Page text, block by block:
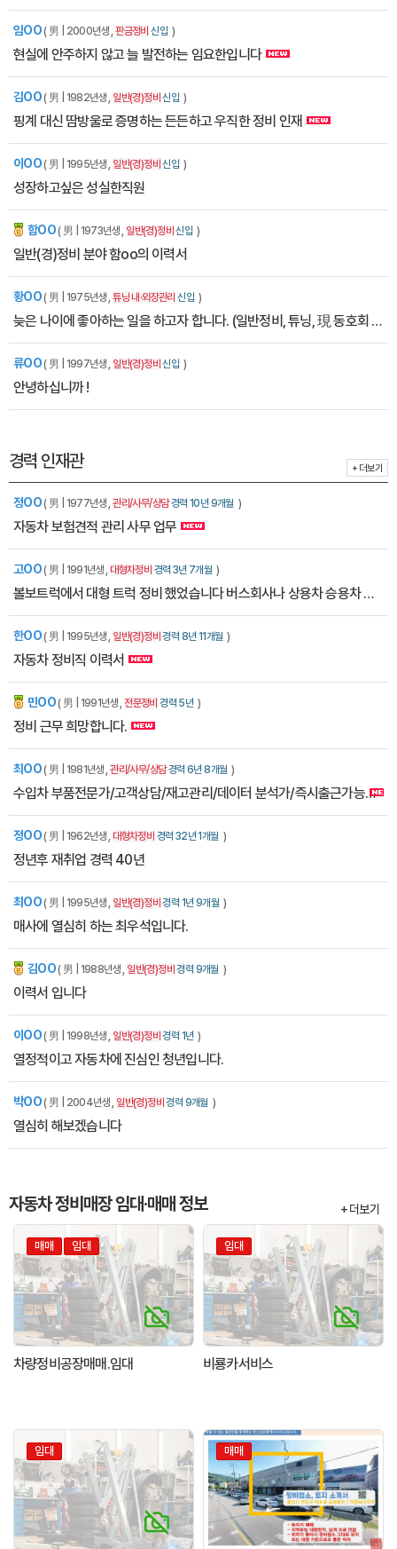
임OO( 男 | 2000년생 ,판금정비 신입 )
현실에 안주하지 않고 늘 발전하는 임요한입니다
김OO( 男 | 1982년생 , 일반(경)정비 신입 )
핑계 대신 땀방울로 증명하는 든든하고 우직한 정비 인재
이OO( 男 | 1995년생 , 일반(경)정비 신입 )
성장하고싶은 성실한직원
잡에티켓
함OO( 男 | 1973년생 , 일반(경)정비 신입 )
일반(경)정비 분야 함oo의 이력서
황OO( 男 | 1975년생 ,튜닝 내·외장관리 신입 )
늦은 나이에 좋아하는 일을 하고자 합니다. (일반정비, 튜닝, 現 동호회 카페지기)
류OO( 男 | 1997년생 , 일반(경)정비 신입 )
안녕하십니까 !
경력 인재관 + 더보기
정OO( 男 | 1977년생 ,관리/사무/상담경력 10년 9개월 )
자동차 보험견적 관리 사무 업무
고OO( 男 | 1991년생 ,대형차정비 경력 3년 7개월 )
볼보트럭에서 대형 트럭 정비 했었습니다 버스회사나 상용차 승용차 안가리고 구인 하고있습니다
한OO( 男 | 1995년생 , 일반(경)정비 경력 8년 11개월 )
자동차 정비직 이력서
잡에티켓
민OO( 男 | 1991년생 , 전문정비 경력 5년 )
정비 근무 희망합니다.
최OO( 男 | 1981년생 ,관리/사무/상담경력 6년 8개월 )
수입차 부품전문가/고객상담/재고관리/데이터 분석가/즉시출근가능
정OO( 男 | 1962년생 ,대형차정비 경력 32년 1개월 )
정년후 재취업 경력 40년
최OO( 男 | 1995년생 , 일반(경)정비 경력 1년 9개월 )
매사에 열심히 하는 최우석입니다.
잡에티켓
김OO( 男 | 1988년생 , 일반(경)정비 경력 9개월 )
이력서 입니다
이OO( 男 | 1998년생 , 일반(경)정비 경력 1년 )
열정적이고 자동차에 진심인 청년입니다.
박OO( 男 | 2004년생 , 일반(경)정비 경력 9개월 )
열심히 해보겠습니다
자동차 정비매장 임대·매매 정보 + 더보기
매매 임대
차량정비공장매매.임대
임대
비룡카서비스
임대 매매